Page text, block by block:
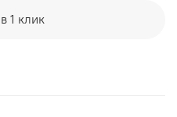
1 клик